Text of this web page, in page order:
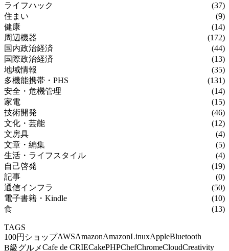
ライフハック
(37)
住まい
(9)
健康
(14)
周辺機器
(172)
国内政治経済
(44)
国際政治経済
(13)
地域情報
(35)
多機能携帯・PHS
(131)
安全・危機管理
(14)
家電
(15)
技術開発
(46)
文化・芸能
(12)
文房具
(4)
文章・編集
(5)
生活・ライフスタイル
(4)
自己啓発
(19)
記事
(0)
通信インフラ
(50)
電子書籍・Kindle
(10)
食
(13)
TAGS
100円ショップAWSAmazonAmazonLinuxAppleBluetooth
B級グルメCafe de CRIECakePHPChefChromeCloudCreativity